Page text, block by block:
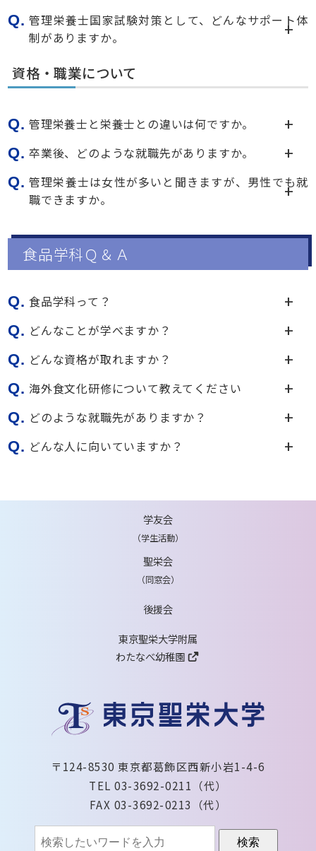
Q. 管理栄養士国家試験対策として、どんなサポート体
制がありますか。
資格・職業について
Q. 管理栄養士と栄養士との違いは何ですか。
Q. 卒業後、どのような就職先がありますか。
Q. 管理栄養士は女性が多いと聞きますが、男性でも就
職できますか。
食品学科Ｑ＆Ａ
Q. 食品学科って？
Q. どんなことが学べますか？
Q. どんな資格が取れますか？
Q. 海外食文化研修について教えてください
Q. どのような就職先がありますか？
Q. どんな人に向いていますか？
学友会
（学生活動）
聖栄会
（同窓会）
後援会
東京聖栄大学附属
わたなべ幼稚園
〒124-8530 東京都葛飾区西新小岩1-4-6
TEL 03-3692-0211（代）
FAX 03-3692-0213（代）